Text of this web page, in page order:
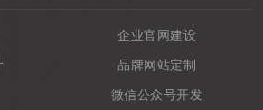
企业官网建设
品牌网站定制
微信公众号开发